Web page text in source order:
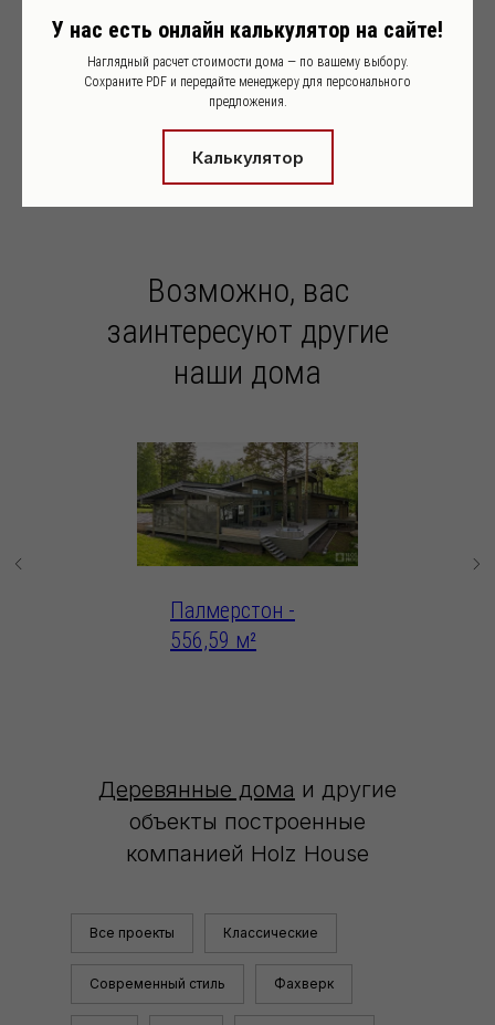
данного проекта у менеджеров Holz
House.
ОБСУДИТЬ ПРОЕКТ
Возможно, вас
заинтересуют другие
наши дома
Палмерстон -
556,59 м²
Деревянные дома и другие
объекты построенные
компанией Holz House
Все проекты Классические
Современный стиль Фахверк
У нас есть онлайн калькулятор на сайте!
Наглядный расчет стоимости дома — по вашему выбору.
Сохраните PDF и передайте менеджеру для персонального
предложения.
Калькулятор